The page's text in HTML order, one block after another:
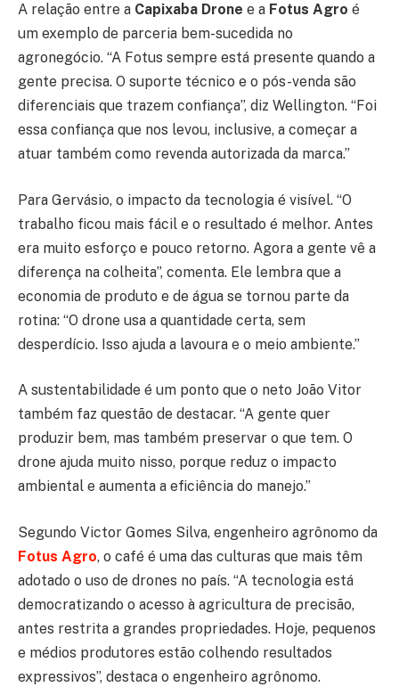
A relação entre a Capixaba Drone e a Fotus Agro é
um exemplo de parceria bem-sucedida no
agronegócio. “A Fotus sempre está presente quando a
gente precisa. O suporte técnico e o pós-venda são
diferenciais que trazem confiança”, diz Wellington. “Foi
essa confiança que nos levou, inclusive, a começar a
atuar também como revenda autorizada da marca.”
Para Gervásio, o impacto da tecnologia é visível. “O
trabalho ficou mais fácil e o resultado é melhor. Antes
era muito esforço e pouco retorno. Agora a gente vê a
diferença na colheita”, comenta. Ele lembra que a
economia de produto e de água se tornou parte da
rotina: “O drone usa a quantidade certa, sem
desperdício. Isso ajuda a lavoura e o meio ambiente.”
A sustentabilidade é um ponto que o neto João Vitor
também faz questão de destacar. “A gente quer
produzir bem, mas também preservar o que tem. O
drone ajuda muito nisso, porque reduz o impacto
ambiental e aumenta a eficiência do manejo.”
Segundo Victor Gomes Silva, engenheiro agrônomo da
Fotus Agro, o café é uma das culturas que mais têm
adotado o uso de drones no país. “A tecnologia está
democratizando o acesso à agricultura de precisão,
antes restrita a grandes propriedades. Hoje, pequenos
e médios produtores estão colhendo resultados
expressivos”, destaca o engenheiro agrônomo.